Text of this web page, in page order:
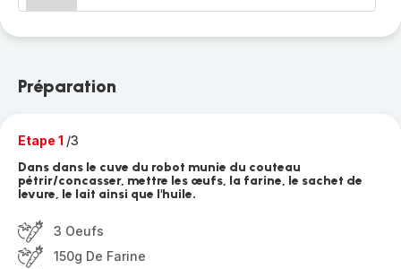
Préparation
Etape 1 /3
Dans dans le cuve du robot munie du couteau
pétrir/concasser, mettre les œufs, la farine, le sachet de
levure, le lait ainsi que l'huile.
3 Oeufs
150g De Farine